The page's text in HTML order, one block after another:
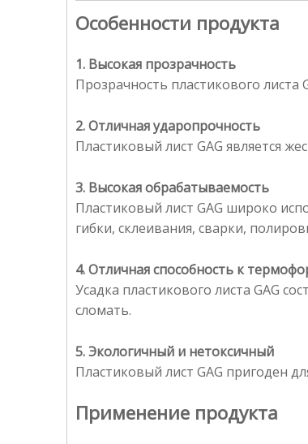
Особенности продукта
1. Высокая прозрачность
Прозрачность пластикового листа
2. Отличная ударопрочность
Пластиковый лист GAG является
3. Высокая обрабатываемость
Пластиковый лист GAG широко
гибки, склеивания, сварки,
4. Отличная способность к
Усадка пластикового листа GAG
сломать.
5. Экологичный и нетоксичный
Пластиковый лист GAG пригоден
Применение продукта